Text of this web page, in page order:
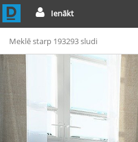
Ienākt